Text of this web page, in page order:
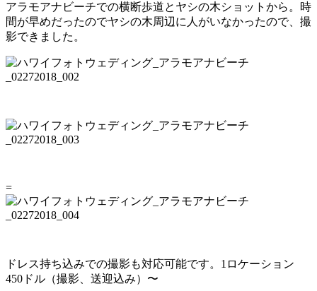
アラモアナビーチでの横断歩道とヤシの木ショットから。時
間が早めだったのでヤシの木周辺に人がいなかったので、撮
影できました。
=
ドレス持ち込みでの撮影も対応可能です。1ロケーション
450ドル（撮影、送迎込み）〜